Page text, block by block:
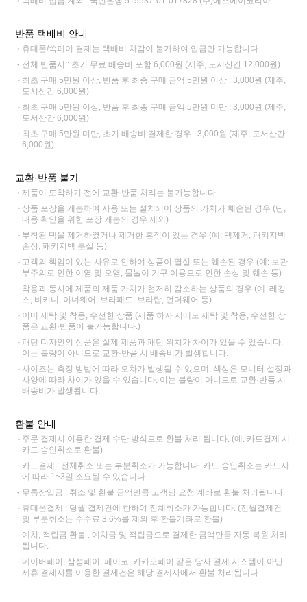
반품 택배비 안내
휴대폰/쓱페이 결제는 택배비 차감이 불가하여 입금만 가능합니다.
전체 반품시 : 초기 무료 배송비 포함 6,000원 (제주, 도서산간 12,000원)
최초 구매 5만원 이상, 반품 후 최종 구매 금액 5만원 이상 : 3,000원 (제주,
도서산간 6,000원)
최초 구매 5만원 이상, 반품 후 최종 구매 금액 5만원 미만 : 3,000원 (제주,
도서산간 6,000원)
최초 구매 5만원 미만, 초기 배송비 결제한 경우 : 3,000원 (제주, 도서산간
6,000원)
교환·반품 불가
제품이 도착하기 전에 교환·반품 처리는 불가능합니다.
상품 포장을 개봉하여 사용 또는 설치되어 상품의 가치가 훼손된 경우 (단,
내용 확인을 위한 포장 개봉의 경우 제외)
부착된 택을 제거하였거나 제거한 흔적이 있는 경우 (예: 택제거, 패키지백
손상, 패키지백 분실 등)
고객의 책임이 있는 사유로 인하여 상품이 멸실 또는 훼손된 경우 (예: 보관
부주의로 인한 이염 및 오염, 물놀이 기구 이용으로 인한 손상 및 훼손 등)
착용과 동시에 제품의 제품 가치가 현저히 감소하는 상품의 경우 (예: 레깅
스, 비키니, 이너웨어, 브라패드, 브라탑, 언더웨어 등)
이미 세탁 및 착용, 수선한 상품 (제품 하자 시에도 세탁 및 착용, 수선한 상
품은 교환·반품이 불가능합니다.)
패턴 디자인의 상품은 실제 제품과 패턴 위치가 차이가 있을 수 있습니다.
이는 불량이 아니므로 교환·반품 시 배송비가 발생합니다.
사이즈는 측정 방법에 따라 오차가 발생될 수 있으며, 색상은 모니터 설정과
사양에 따라 차이가 있을 수 있습니다. 이는 불량이 아니므로 교환·반품 시
배송비가 발생됩니다.
환불 안내
주문 결제시 이용한 결제 수단 방식으로 환불 처리 됩니다. (예: 카드결제 시
카드 승인취소로 환불)
카드결제 : 전체취소 또는 부분취소가 가능합니다. 카드 승인취소는 카드사
에 따라 1~3일 소요될 수 있습니다.
무통장입금 : 취소 및 환불 금액만큼 고객님 요청 계좌로 환불 처리됩니다.
휴대폰결제 : 당월 결제건에 한하여 전체취소가 가능합니다. (전월결제건
및 부분취소는 수수료 3.6%를 제외 후 환불계좌로 환불)
예치, 적립금 환불 : 예치금 및 적립금으로 결제한 금액만큼 자동 복원 처리
됩니다.
네이버페이, 삼성페이, 페이코, 카카오페이 같은 당사 결제 시스템이 아닌
제휴 결제사를 이용한 결제건은 해당 결제사에서 환불 처리됩니다.